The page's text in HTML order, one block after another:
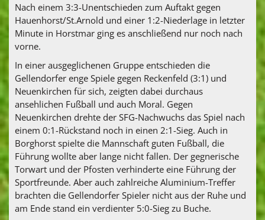
Nach einem 3:3-Unentschieden zum Auftakt gegen
Hauenhorst/St.Arnold und einer 1:2-Niederlage in letzter
Minute in Horstmar ging es anschließend nur noch nach
vorne.
In einer ausgeglichenen Gruppe entschieden die
Gellendorfer enge Spiele gegen Reckenfeld (3:1) und
Neuenkirchen für sich, zeigten dabei durchaus
ansehlichen Fußball und auch Moral. Gegen
Neuenkirchen drehte der SFG-Nachwuchs das Spiel nach
einem 0:1-Rückstand noch in einen 2:1-Sieg. Auch in
Borghorst spielte die Mannschaft guten Fußball, die
Führung wollte aber lange nicht fallen. Der gegnerische
Torwart und der Pfosten verhinderte eine Führung der
Sportfreunde. Aber auch zahlreiche Aluminium-Treffer
brachten die Gellendorfer Spieler nicht aus der Ruhe und
am Ende stand ein verdienter 5:0-Sieg zu Buche.